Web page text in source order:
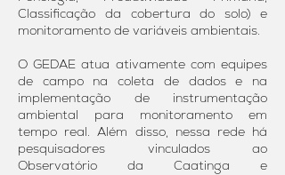
Classificação da cobertura do solo) e
monitoramento de variáveis ambientais.
O GEDAE atua ativamente com equipes
de campo na coleta de dados e na
implementação de instrumentação
ambiental para monitoramento em
tempo real. Além disso, nessa rede há
pesquisadores vinculados ao
Observatório da Caatinga e